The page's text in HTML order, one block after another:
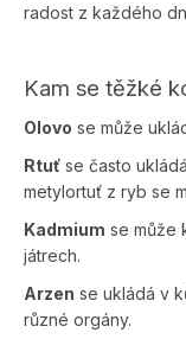
radost z každého
Kam se těžké
Olovo se může
Rtuť se často
metylortuť z ryb se
Kadmium se může
játrech.
Arzen se ukládá v
různé orgány.